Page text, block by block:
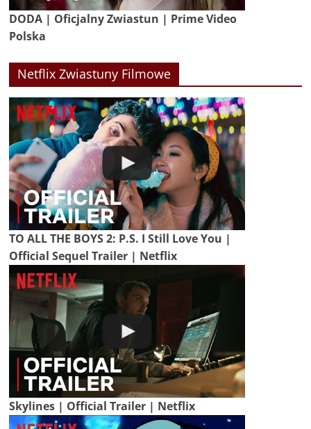
DODA | Oficjalny Zwiastun | Prime Video
Polska
Netflix Zwiastuny Filmowe
TO ALL THE BOYS 2: P.S. I Still Love You |
Official Sequel Trailer | Netflix
Skylines | Official Trailer | Netflix